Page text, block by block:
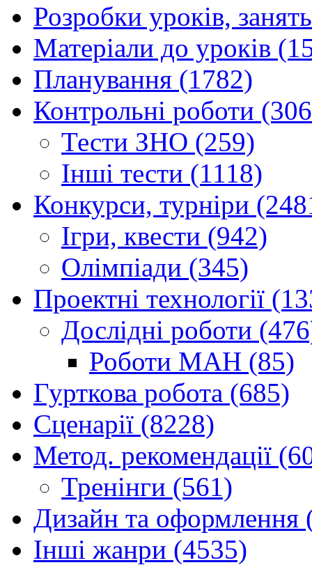
Розробки уроків,
Матеріали до уроків
Планування (1782)
Контрольні роботи
Тести ЗНО (259)
Інші тести (1118)
Конкурси, турніри
Ігри, квести (942)
Олімпіади (345)
Проектні технології
Дослідні роботи
Роботи МАН (85)
Гурткова робота (685)
Сценарії (8228)
Метод. рекомендації
Тренінги (561)
Дизайн та оформлення
Інші жанри (4535)